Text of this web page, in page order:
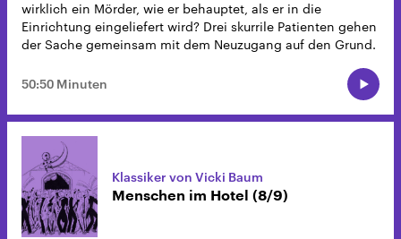
wirklich ein Mörder, wie er behauptet, als er in die
Einrichtung eingeliefert wird? Drei skurrile Patienten gehen
der Sache gemeinsam mit dem Neuzugang auf den Grund.
50:50 Minuten
Klassiker von Vicki Baum
Menschen im Hotel (8/9)